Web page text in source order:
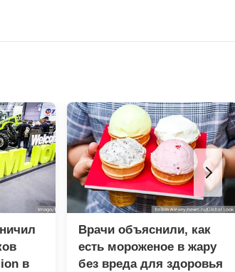
в
Врачи объяснили, как
есть мороженое в жару
без вреда для здоровья